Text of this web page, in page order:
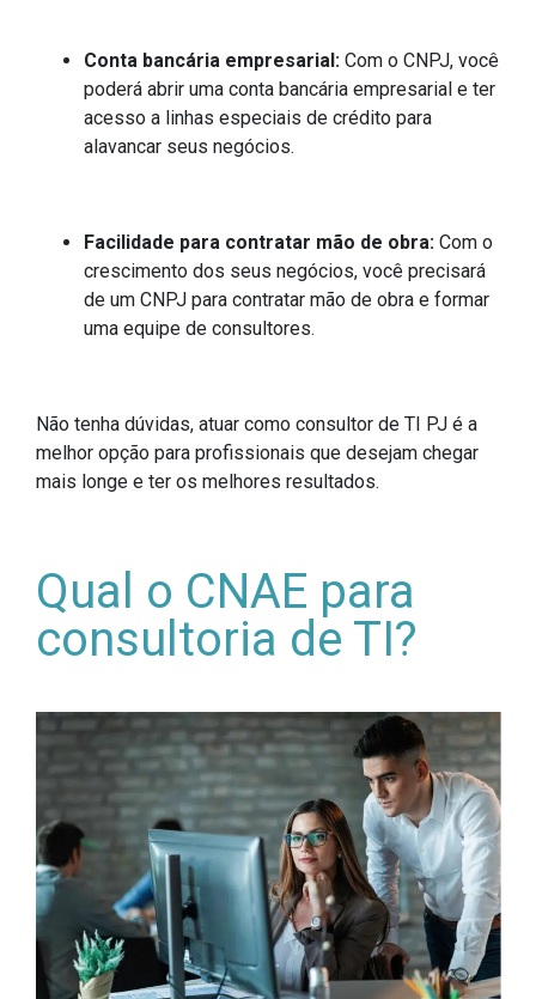
Conta bancária empresarial: Com o CNPJ, você
poderá abrir uma conta bancária empresarial e ter
acesso a linhas especiais de crédito para
alavancar seus negócios.
Facilidade para contratar mão de obra: Com o
crescimento dos seus negócios, você precisará
de um CNPJ para contratar mão de obra e formar
uma equipe de consultores.
Não tenha dúvidas, atuar como consultor de TI PJ é a
melhor opção para profissionais que desejam chegar
mais longe e ter os melhores resultados.
Qual o CNAE para
consultoria de TI?